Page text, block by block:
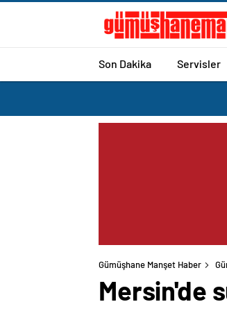
Son Dakika Servisler
Gümüşhane Manşet Haber
Mersin'de